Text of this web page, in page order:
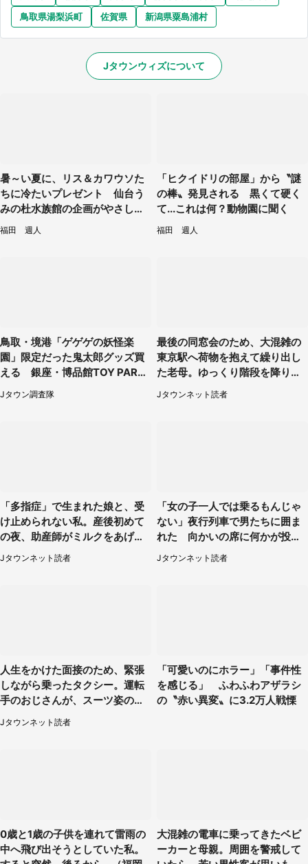
鳥取県湯梨浜町
佐賀県 新潟県粟島浦村
Jタウンウィズについて
暑～い夏に、リス＆カワウソた
ちに冷たいプレゼント 仙台う
みの杜水族館の企画がやさしい
【7／31～8／23】
福田 週人
「ヒクイドリの部屋」から〝謎
の棒〟発見される 黒くて硬く
て...これは何？動物園に聞く
福田 週人
鳥取・境港「ゲゲゲの妖怪楽
園」限定だった鬼太郎グッズ買
える 銀座・博品館TOY PARK
へ急げ【8／8～31】
Jタウン調査隊
最後の同窓会のため、大混雑の
東京駅へ荷物を抱えて繰り出し
た老母。ゆっくり階段を降りて
たらスーツの男性が（東京都・
50代女性）
Jタウンネット読者
「多指症」で生まれた娘と、受
け止められない私。産後初めて
の夜、助産師がミルクをあげて
るのを見て...（静岡県・20代女
性）
Jタウンネット読者
「女の子一人では乗るもんじゃ
ない」夜行列車で男たちに囲ま
れた 向かいの席に何かが投げ
られて（秋田県・60代女性）
Jタウンネット読者
人生をかけた面接のため、緊張
しながら乗ったタクシー。運転
手のおじさんが、スーツ姿の私
を見て...（福岡県・30代女性）
Jタウンネット読者
「可愛いのにホラー」「事件性
を感じる」 ふわふわアザラシ
の〝赤い異変〟に3.2万人戦慄
0歳と1歳の子供を連れて雷雨の
中へ飛び出そうとしていた私。
大混雑の電車に乗ってきたベビ
ーカーと母親。周囲を警戒して